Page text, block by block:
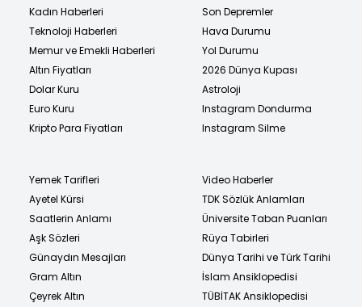
Kadın Haberleri
Teknoloji Haberleri
Memur ve Emekli Haberleri
Altın Fiyatları
Dolar Kuru
Euro Kuru
Kripto Para Fiyatları
Son Depremler
Hava Durumu
Yol Durumu
2026 Dünya Kupası
Astroloji
Instagram Dondurma
Instagram Silme
Yemek Tarifleri
Ayetel Kürsi
Saatlerin Anlamı
Aşk Sözleri
Günaydın Mesajları
Gram Altın
Çeyrek Altın
Video Haberler
TDK Sözlük Anlamları
Üniversite Taban Puanları
Rüya Tabirleri
Dünya Tarihi ve Türk Tarihi
İslam Ansiklopedisi
TÜBİTAK Ansiklopedisi